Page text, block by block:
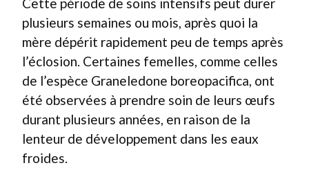
plusieurs semaines ou mois, après quoi la
mère dépérit rapidement peu de temps après
l’éclosion. Certaines femelles, comme celles
de l’espèce Graneledone boreopacifica, ont
été observées à prendre soin de leurs œufs
durant plusieurs années, en raison de la
lenteur de développement dans les eaux
froides.